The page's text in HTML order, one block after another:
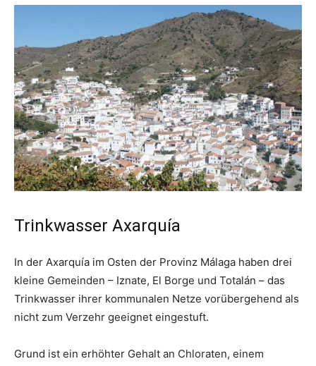
Trinkwasser Axarquía
In der Axarquía im Osten der Provinz Málaga haben drei
kleine Gemeinden – Iznate, El Borge und Totalán – das
Trinkwasser ihrer kommunalen Netze vorübergehend als
nicht zum Verzehr geeignet eingestuft.
Grund ist ein erhöhter Gehalt an Chloraten, einem